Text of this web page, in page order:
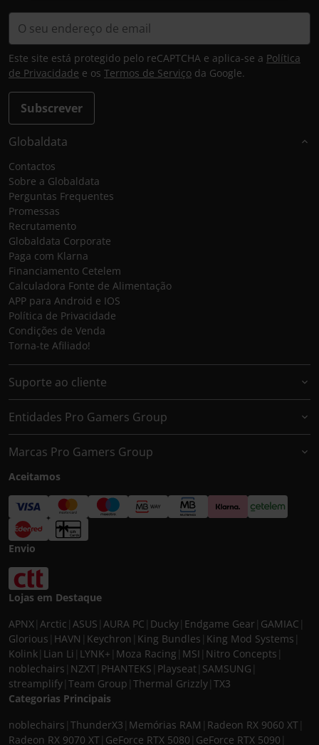
Subscrever
Este site está protegido pelo reCAPTCHA e aplica-se a Política
de Privacidade e os Termos de Serviço da Google.
Globaldata
Contactos
Sobre a Globaldata
Perguntas Frequentes
Promessas
Recrutamento
Globaldata Corporate
Paga com Klarna
Financiamento Cetelem
Calculadora Fonte de Alimentação
APP para Android e IOS
Política de Privacidade
Condições de Venda
Torna-te Afiliado!
Suporte ao cliente
Entidades Pro Gamers Group
Marcas Pro Gamers Group
Aceitamos
Envio
Lojas em Destaque
APNX Arctic ASUS AURA PC Ducky Endgame Gear GAMIAC
Glorious HAVN Keychron King Bundles King Mod Systems
Kolink Lian Li LYNK+ Moza Racing MSI Nitro Concepts
noblechairs NZXT PHANTEKS Playseat SAMSUNG
streamplify Team Group Thermal Grizzly TX3
Categorias Principais
noblechairs ThunderX3 Memórias RAM Radeon RX 9060 XT
Radeon RX 9070 XT GeForce RTX 5080 GeForce RTX 5090